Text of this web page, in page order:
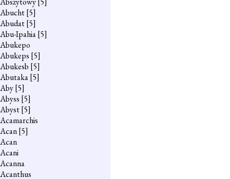
Abucht[5]
Abudat[5]
Abu-Ipahia[5]
Abukepo
Abukeps [5]
Abukesb [5]
Abutaka[5]
Aby[5]
Abyss [5]
Abyst[5]
Acamarchis
Acan[5]
Acan
Acani
Acanna
Acanthus